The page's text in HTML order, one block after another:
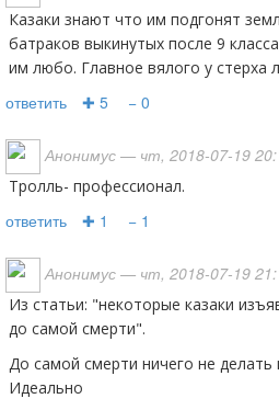
Казаки знают что им подгонят землю и обедневших
батраков выкинутых после 9
им любо. Главное вялого у стерха
ответить ✚ 5 − 0
Анонимус — чт, 2018-07-19
Тролль- профессионал.
ответить ✚ 1 − 1
Анонимус — чт, 2018-07-19
Из статьи: "некоторые казаки изъявили желание работать
до самой смерти".
До самой смерти ничего не делать
Идеально